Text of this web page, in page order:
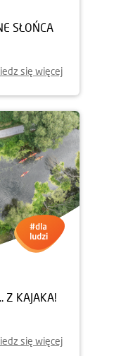
SŁOŃCA
się więcej
Z KAJAKA!
się więcej